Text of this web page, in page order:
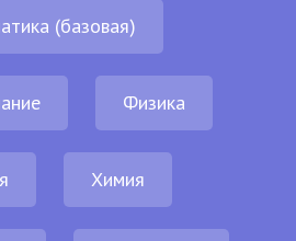
(базовая)
Физика
Химия